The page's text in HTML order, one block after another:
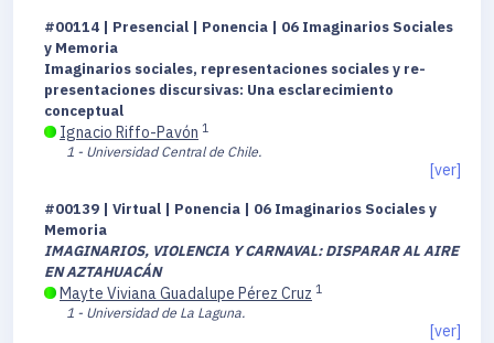
#00114 | Presencial | Ponencia | 06 Imaginarios Sociales
y Memoria
Imaginarios sociales, representaciones sociales y re-
presentaciones discursivas: Una esclarecimiento
conceptual
Ignacio Riffo-Pavón 1
1 - Universidad Central de Chile.
[ver]
#00139 | Virtual | Ponencia | 06 Imaginarios Sociales y
Memoria
IMAGINARIOS, VIOLENCIA Y CARNAVAL: DISPARAR AL AIRE
EN AZTAHUACÁN
Mayte Viviana Guadalupe Pérez Cruz 1
1 - Universidad de La Laguna.
[ver]